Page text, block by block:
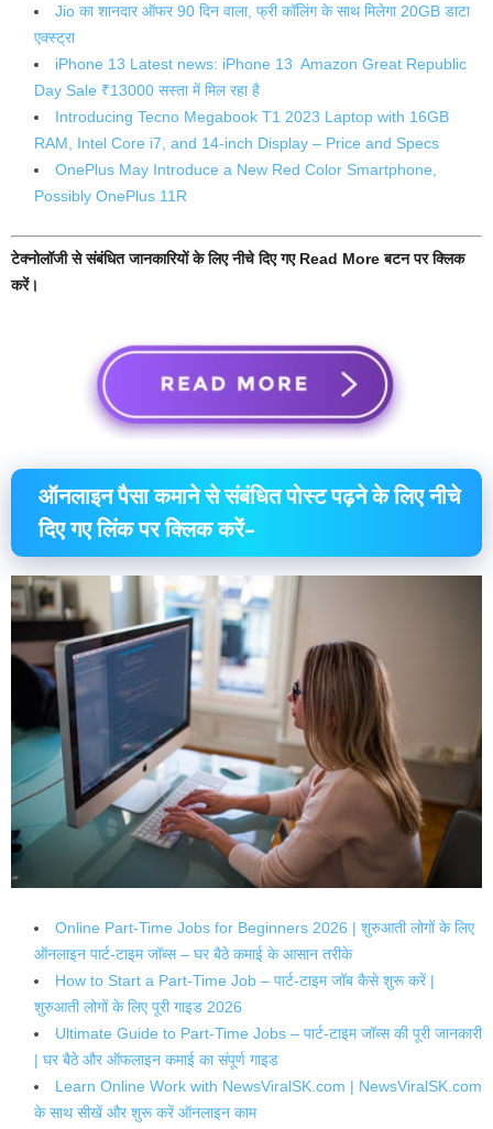
Jio का शानदार ऑफर 90 दिन वाला, फ्री कॉलिंग के साथ मिलेगा 20GB डाटा
एक्स्ट्रा
iPhone 13 Latest news: iPhone 13 Amazon Great Republic
Day Sale ₹13000 सस्ता में मिल रहा है
Introducing Tecno Megabook T1 2023 Laptop with 16GB
RAM, Intel Core i7, and 14-inch Display – Price and Specs
OnePlus May Introduce a New Red Color Smartphone,
Possibly OnePlus 11R
टेक्नोलॉजी से संबंधित जानकारियों के लिए नीचे दिए गए Read More बटन पर क्लिक
करें।
ऑनलाइन पैसा कमाने से संबंधित पोस्ट पढ़ने के लिए नीचे
दिए गए लिंक पर क्लिक करें–
Online Part-Time Jobs for Beginners 2026 | शुरुआती लोगों के लिए
ऑनलाइन पार्ट-टाइम जॉब्स – घर बैठे कमाई के आसान तरीके
How to Start a Part-Time Job – पार्ट-टाइम जॉब कैसे शुरू करें |
शुरुआती लोगों के लिए पूरी गाइड 2026
Ultimate Guide to Part-Time Jobs – पार्ट-टाइम जॉब्स की पूरी जानकारी
| घर बैठे और ऑफलाइन कमाई का संपूर्ण गाइड
Learn Online Work with NewsViralSK.com | NewsViralSK.com
के साथ सीखें और शुरू करें ऑनलाइन काम